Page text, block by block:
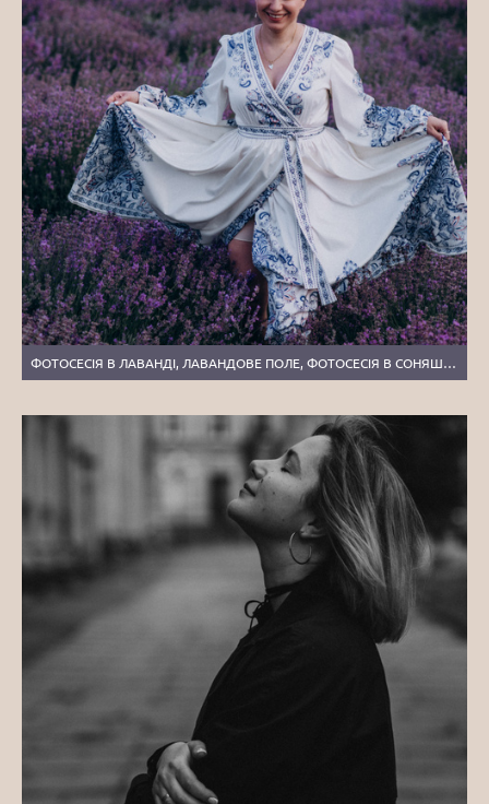
ФОТОСЕСІЯ В ЛАВАНДІ, ЛАВАНДОВЕ ПОЛЕ, ФОТОСЕСІЯ В СОНЯШНИКАХ, СІМЕЙНИЙ ФОТОГРАФ